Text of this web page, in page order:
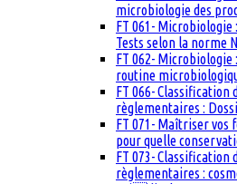
microbiologie des
FT 061-
Tests selon la norme
FT 062-
routine
FT 066- Classification
règlementaires :
FT 071- Maîtriser vos
pour quelle
FT 073- Classification
règlementaires :